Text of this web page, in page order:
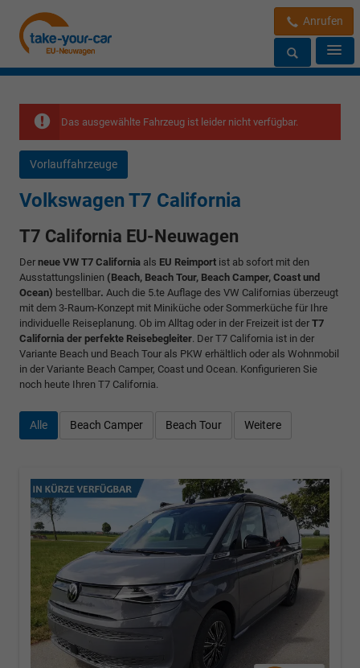
Anrufen
Das ausgewählte Fahrzeug ist leider nicht verfügbar.
Vorlauffahrzeuge
Volkswagen T7 California
T7 California EU-Neuwagen
Der neue VW T7 California als EU Reimport ist ab sofort mit den
Ausstattungslinien (Beach, Beach Tour, Beach Camper, Coast und
Ocean) bestellbar. Auch die 5.te Auflage des VW Californias überzeugt
mit dem 3-Raum-Konzept mit Miniküche oder Sommerküche für Ihre
individuelle Reiseplanung. Ob im Alltag oder in der Freizeit ist der T7
California der perfekte Reisebegleiter . Der T7 California ist in der
Variante Beach und Beach Tour als PKW erhältlich oder als Wohnmobil
in der Variante Beach Camper, Coast und Ocean. Konfigurieren Sie
noch heute Ihren T7 California.
Alle Beach Camper Beach Tour Weitere